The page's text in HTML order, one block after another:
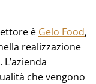
è Gelo Food,
realizzazione
che vengono